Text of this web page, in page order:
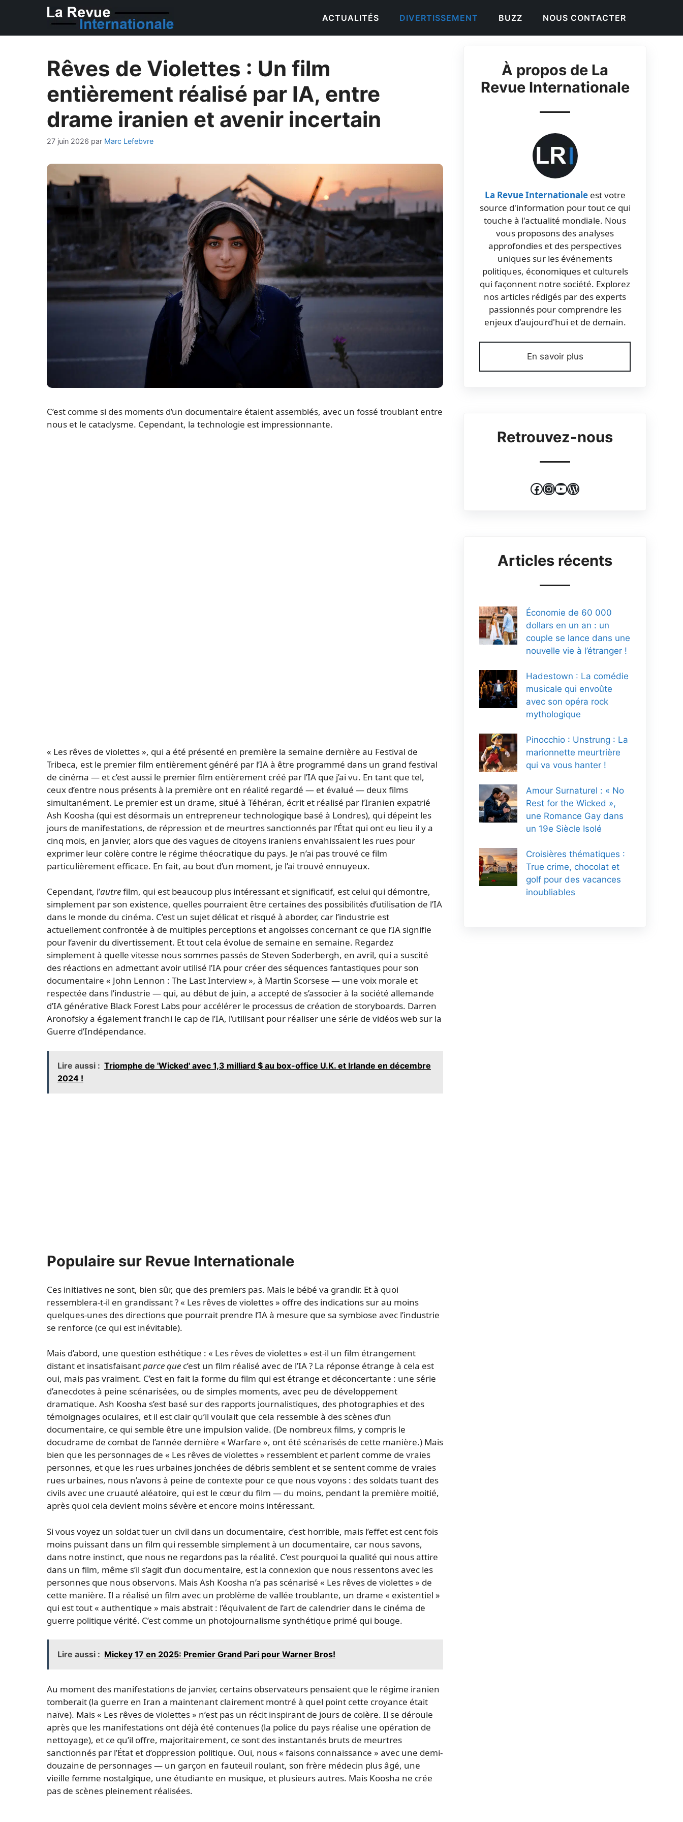
ACTUALITÉS DIVERTISSEMENT BUZZ NOUS CONTACTER
Rêves de Violettes : Un film
entièrement réalisé par IA, entre
drame iranien et avenir incertain
27 juin 2026 par Marc Lefebvre
C’est comme si des moments d’un documentaire étaient assemblés, avec un fossé troublant entre
nous et le cataclysme. Cependant, la technologie est impressionnante.
« Les rêves de violettes », qui a été présenté en première la semaine dernière au Festival de
Tribeca, est le premier film entièrement généré par l’IA à être programmé dans un grand festival
de cinéma — et c’est aussi le premier film entièrement créé par l’IA que j’ai vu. En tant que tel,
ceux d’entre nous présents à la première ont en réalité regardé — et évalué — deux films
simultanément. Le premier est un drame, situé à Téhéran, écrit et réalisé par l’Iranien expatrié
Ash Koosha (qui est désormais un entrepreneur technologique basé à Londres), qui dépeint les
jours de manifestations, de répression et de meurtres sanctionnés par l’État qui ont eu lieu il y a
cinq mois, en janvier, alors que des vagues de citoyens iraniens envahissaient les rues pour
exprimer leur colère contre le régime théocratique du pays. Je n’ai pas trouvé ce film
particulièrement efficace. En fait, au bout d’un moment, je l’ai trouvé ennuyeux.
Cependant, l’autrefilm, qui est beaucoup plus intéressant et significatif, est celui qui démontre,
simplement par son existence, quelles pourraient être certaines des possibilités d’utilisation de l’IA
dans le monde du cinéma. C’est un sujet délicat et risqué à aborder, car l’industrie est
actuellement confrontée à de multiples perceptions et angoisses concernant ce que l’IA signifie
pour l’avenir du divertissement. Et tout cela évolue de semaine en semaine. Regardez
simplement à quelle vitesse nous sommes passés de Steven Soderbergh, en avril, qui a suscité
des réactions en admettant avoir utilisé l’IA pour créer des séquences fantastiques pour son
documentaire « John Lennon : The Last Interview », à Martin Scorsese — une voix morale et
respectée dans l’industrie — qui, au début de juin, a accepté de s’associer à la société allemande
d’IA générative Black Forest Labs pour accélérer le processus de création de storyboards. Darren
Aronofsky a également franchi le cap de l’IA, l’utilisant pour réaliser une série de vidéos web sur la
Guerre d’Indépendance.
Lire aussi : Triomphe de 'Wicked' avec 1,3 milliard $ au box-office U.K. et Irlande en décembre
2024 !
Populaire sur Revue Internationale
Ces initiatives ne sont, bien sûr, que des premiers pas. Mais le bébé va grandir. Et à quoi
ressemblera-t-il en grandissant ? « Les rêves de violettes » offre des indications sur au moins
quelques-unes des directions que pourrait prendre l’IA à mesure que sa symbiose avec l’industrie
se renforce (ce qui est inévitable).
Mais d’abord, une question esthétique : « Les rêves de violettes » est-il un film étrangement
distant et insatisfaisantparce que c’est un film réalisé avec de l’IA ? La réponse étrange à cela est
oui, mais pas vraiment. C’est en fait la forme du film qui est étrange et déconcertante : une série
d’anecdotes à peine scénarisées, ou de simples moments, avec peu de développement
dramatique. Ash Koosha s’est basé sur des rapports journalistiques, des photographies et des
témoignages oculaires, et il est clair qu’il voulait que cela ressemble à des scènes d’un
documentaire, ce qui semble être une impulsion valide. (De nombreux films, y compris le
docudrame de combat de l’année dernière « Warfare », ont été scénarisés de cette manière.) Mais
bien que les personnages de « Les rêves de violettes » ressemblent et parlent comme de vraies
personnes, et que les rues urbaines jonchées de débris semblent et se sentent comme de vraies
rues urbaines, nous n’avons à peine de contexte pour ce que nous voyons : des soldats tuant des
civils avec une cruauté aléatoire, qui est le cœur du film — du moins, pendant la première moitié,
après quoi cela devient moins sévère et encore moins intéressant.
Si vous voyez un soldat tuer un civil dans un documentaire, c’est horrible, mais l’effet est cent fois
moins puissant dans un film qui ressemble simplement à un documentaire, car nous savons,
dans notre instinct, que nous ne regardons pas la réalité. C’est pourquoi la qualité qui nous attire
dans un film, même s’il s’agit d’un documentaire, est la connexion que nous ressentons avec les
personnes que nous observons. Mais Ash Koosha n’a pas scénarisé « Les rêves de violettes » de
cette manière. Il a réalisé un film avec un problème de vallée troublante, un drame « existentiel »
qui est tout « authentique » mais abstrait : l’équivalent de l’art de calendrier dans le cinéma de
guerre politique vérité. C’est comme un photojournalisme synthétique primé qui bouge.
Lire aussi : Mickey 17 en 2025: Premier Grand Pari pour Warner Bros!
Au moment des manifestations de janvier, certains observateurs pensaient que le régime iranien
tomberait (la guerre en Iran a maintenant clairement montré à quel point cette croyance était
naïve). Mais « Les rêves de violettes » n’est pas un récit inspirant de jours de colère. Il se déroule
après que les manifestations ont déjà été contenues (la police du pays réalise une opération de
nettoyage), et ce qu’il offre, majoritairement, ce sont des instantanés bruts de meurtres
sanctionnés par l’État et d’oppression politique. Oui, nous « faisons connaissance » avec une demi-
douzaine de personnages — un garçon en fauteuil roulant, son frère médecin plus âgé, une
vieille femme nostalgique, une étudiante en musique, et plusieurs autres. Mais Koosha ne crée
pas de scènes pleinement réalisées.
À propos de La
Revue Internationale
La Revue Internationaleest votre
source d'information pour tout ce qui
touche à l'actualité mondiale. Nous
vous proposons des analyses
approfondies et des perspectives
uniques sur les événements
politiques, économiques et culturels
qui façonnent notre société. Explorez
nos articles rédigés par des experts
passionnés pour comprendre les
enjeux d'aujourd'hui et de demain.
En savoir plus
Retrouvez-nous
Facebook
Instagram
YouTube
WordPress
Articles récents
Économie de 60 000
dollars en un an : un
couple se lance dans une
nouvelle vie à l’étranger !
Hadestown : La comédie
musicale qui envoûte
avec son opéra rock
mythologique
Pinocchio : Unstrung : La
marionnette meurtrière
qui va vous hanter !
Amour Surnaturel : « No
Rest for the Wicked »,
une Romance Gay dans
un 19e Siècle Isolé
Croisières thématiques :
True crime, chocolat et
golf pour des vacances
inoubliables